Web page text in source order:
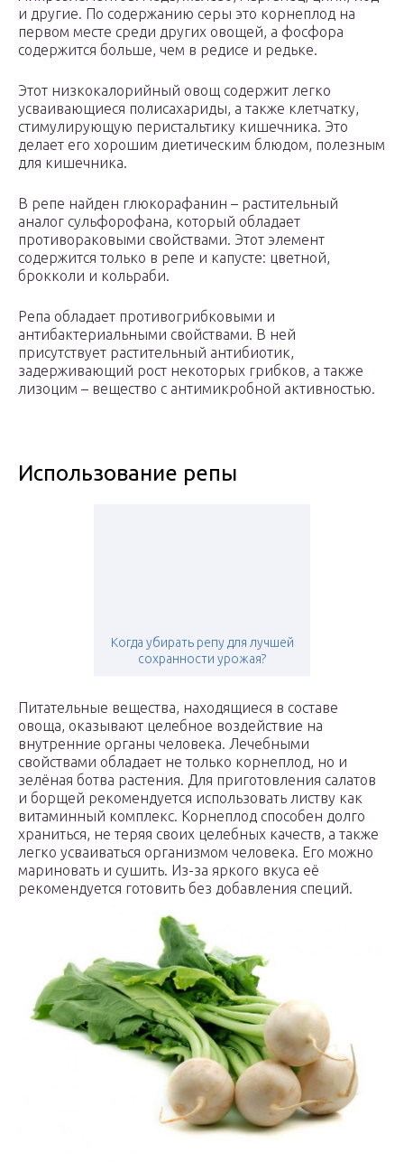
и другие. По содержанию серы это корнеплод на
первом месте среди других овощей, а фосфора
содержится больше, чем в редисе и редьке.
Этот низкокалорийный овощ содержит легко
усваивающиеся полисахариды, а также клетчатку,
стимулирующую перистальтику кишечника. Это
делает его хорошим диетическим блюдом, полезным
для кишечника.
В репе найден глюкорафанин – растительный
аналог сульфорофана, который обладает
противораковыми свойствами. Этот элемент
содержится только в репе и капусте: цветной,
брокколи и кольраби.
Репа обладает противогрибковыми и
антибактериальными свойствами. В ней
присутствует растительный антибиотик,
задерживающий рост некоторых грибков, а также
лизоцим – вещество с антимикробной активностью.
Использование репы
Когда убирать репу для лучшей
сохранности урожая?
Питательные вещества, находящиеся в составе
овоща, оказывают целебное воздействие на
внутренние органы человека. Лечебными
свойствами обладает не только корнеплод, но и
зелёная ботва растения. Для приготовления салатов
и борщей рекомендуется использовать листву как
витаминный комплекс. Корнеплод способен долго
храниться, не теряя своих целебных качеств, а также
легко усваиваться организмом человека. Его можно
мариновать и сушить. Из-за яркого вкуса её
рекомендуется готовить без добавления специй.